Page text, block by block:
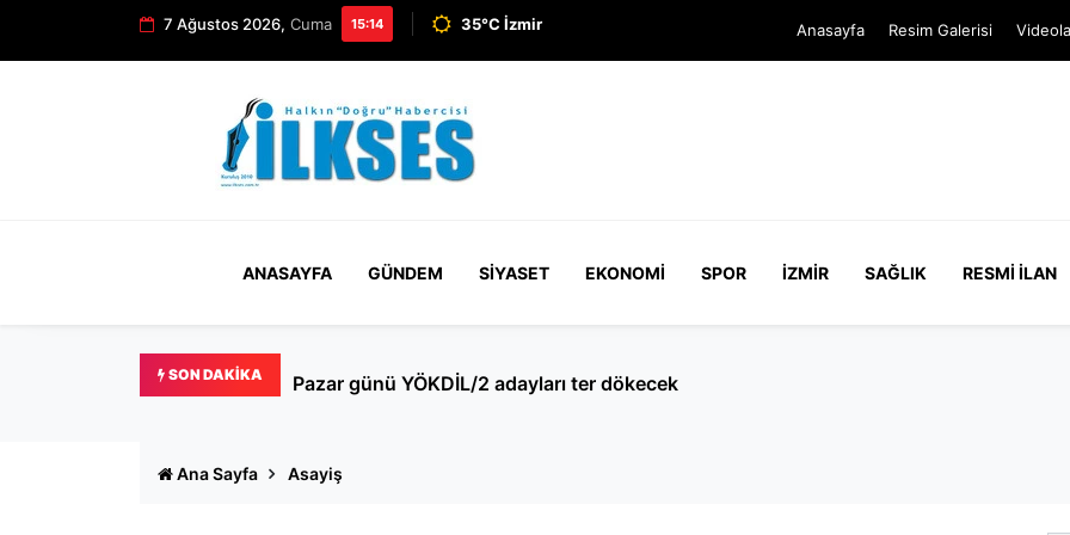
7 Ağustos 2026, Cuma 15:14 35°C İzmir Anasayfa Resim Galerisi
ANASAYFA GÜNDEM SIYASET EKONOMI SPOR İZMIR SAĞLIK RESMI İLAN
SON DAKIKA Pazar günü YÖKDİL/2 adayları ter dökecek
Ana Sayfa Asayiş